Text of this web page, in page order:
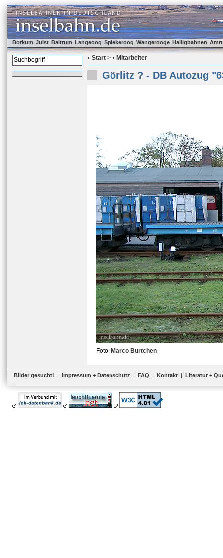
Borkum Juist Baltrum Langeoog Spiekeroog Wangerooge Halligbahnen
Start > Mitarbeiter
Görlitz ? - DB Autozug
Foto: Marco Burtchen
Bilder gesucht! | Impressum + Datenschutz | FAQ | Kontakt | Literatur +